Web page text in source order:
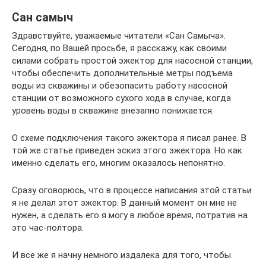
Сан самыч
Здравствуйте, уважаемые читатели «Сан Самыча».
Сегодня, по Вашей просьбе, я расскажу, как своими
силами собрать простой эжектор для насосной станции,
чтобы обеспечить дополнительные метры подъема
воды из скважины и обезопасить работу насосной
станции от возможного сухого хода в случае, когда
уровень воды в скважине внезапно понижается.
О схеме подключения такого эжектора я писал ранее. В
той же статье приведен эскиз этого эжектора. Но как
именно сделать его, многим оказалось непонятно.
Сразу оговорюсь, что в процессе написания этой статьи
я не делал этот эжектор. В данный момент он мне не
нужен, а сделать его я могу в любое время, потратив на
это час-полтора.
И все же я начну немного издалека для того, чтобы